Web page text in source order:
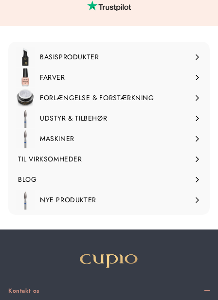
BASISPRODUKTER
Udvid
undermenuen
FARVER
Udvid
undermenuenFORLÆNGELSE & FORSTÆRKNING
Udvid
undermenuenUDSTYR & TILBEHØR
Udvid
undermenuen
MASKINER
Udvid
undermenuen
TIL VIRKSOMHEDER
BLOG
NYE PRODUKTER
Kontakt os